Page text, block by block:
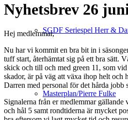
SGDF Seriespel Herr &
Masterplan/Pierre Fulke
Nyhetsbrev 26
Hej medlemmar,
Nu har vi kommit en bra bit in i
tuff start, återhämtat sig på ett bra sätt.
skick och till och med green 11, som vid
skador, är på väg att växa ihop helt och
Darren med personal för det hårda jobb
Signalerna från er medlemmar gällande
och hål 5 samt rondtiderna är mycket